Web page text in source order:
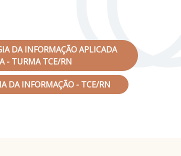
DA INFORMAÇÃO APLICADA
- TURMA TCE/RN
DA INFORMAÇÃO - TCE/RN